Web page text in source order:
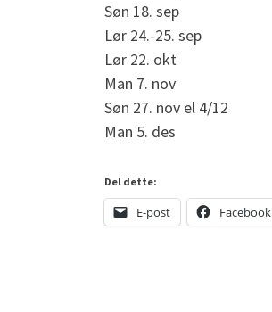
Søn 18. sep
Lør 24.-25. sep
Lør 22. okt
Man 7. nov
Søn 27. nov el 4/12
Man 5. des
Del dette:
E-post Facebook